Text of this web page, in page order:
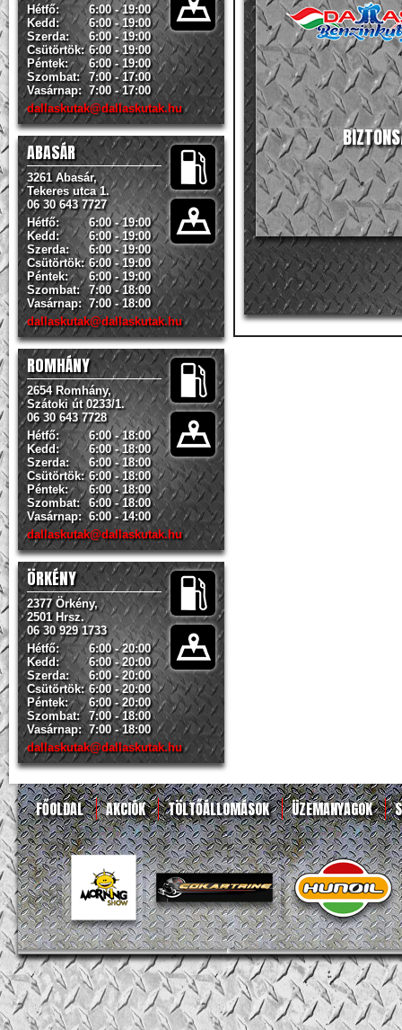
Hétfő:
6:00 - 19:00
Kedd:
6:00 - 19:00
Szerda:
6:00 - 19:00
Csütörtök: 6:00 - 19:00
Péntek:
6:00 - 19:00
Szombat:
7:00 - 17:00
Vasárnap: 7:00 - 17:00
dallaskutak@dallaskutak.hu
ABASÁR
3261 Abasár,
Tekeres utca 1.
06 30 643 7727
Hétfő:
6:00 - 19:00
Kedd:
6:00 - 19:00
Szerda:
6:00 - 19:00
Csütörtök: 6:00 - 19:00
Péntek:
6:00 - 19:00
Szombat:
7:00 - 18:00
Vasárnap: 7:00 - 18:00
dallaskutak@dallaskutak.hu
ROMHÁNY
2654 Romhány,
Szátoki út 0233/1.
06 30 643 7728
Hétfő:
6:00 - 18:00
Kedd:
6:00 - 18:00
Szerda:
6:00 - 18:00
Csütörtök: 6:00 - 18:00
Péntek:
6:00 - 18:00
Szombat:
6:00 - 18:00
Vasárnap: 6:00 - 14:00
dallaskutak@dallaskutak.hu
ÖRKÉNY
2377 Örkény,
2501 Hrsz.
06 30 929 1733
Hétfő:
6:00 - 20:00
Kedd:
6:00 - 20:00
Szerda:
6:00 - 20:00
Csütörtök: 6:00 - 20:00
Péntek:
6:00 - 20:00
Szombat:
7:00 - 18:00
Vasárnap: 7:00 - 18:00
dallaskutak@dallaskutak.hu
FŐOLDAL AKCIÓK TÖLTŐÁLLOMÁSOK ÜZEMANYAGOK